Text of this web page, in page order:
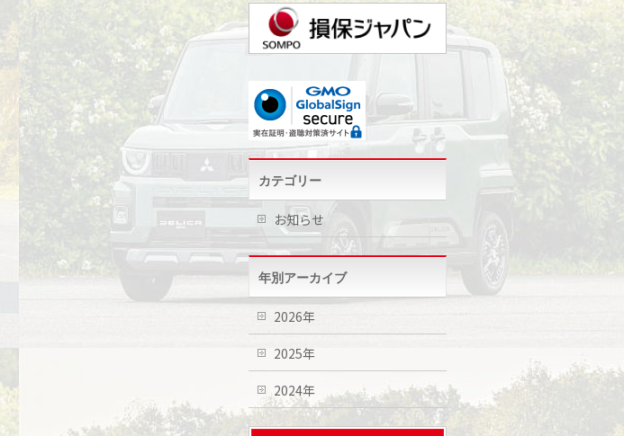
カテゴリー
お知らせ
年別アーカイブ
2026年
2025年
2024年